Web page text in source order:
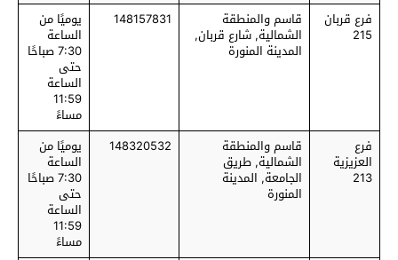
فرع قربان
215
قاسم والمنطقة
الشمالية, شارع قربان,
المدينة المنورة
148157831 يوميًا من
الساعة
7:30 صباحًا
حتى
الساعة
11:59
مساءً
فرع
العزيزية
213
قاسم والمنطقة
الشمالية, طريق
الجامعة, المدينة
المنورة
148320532 يوميًا من
الساعة
7:30 صباحًا
حتى
الساعة
11:59
مساءً